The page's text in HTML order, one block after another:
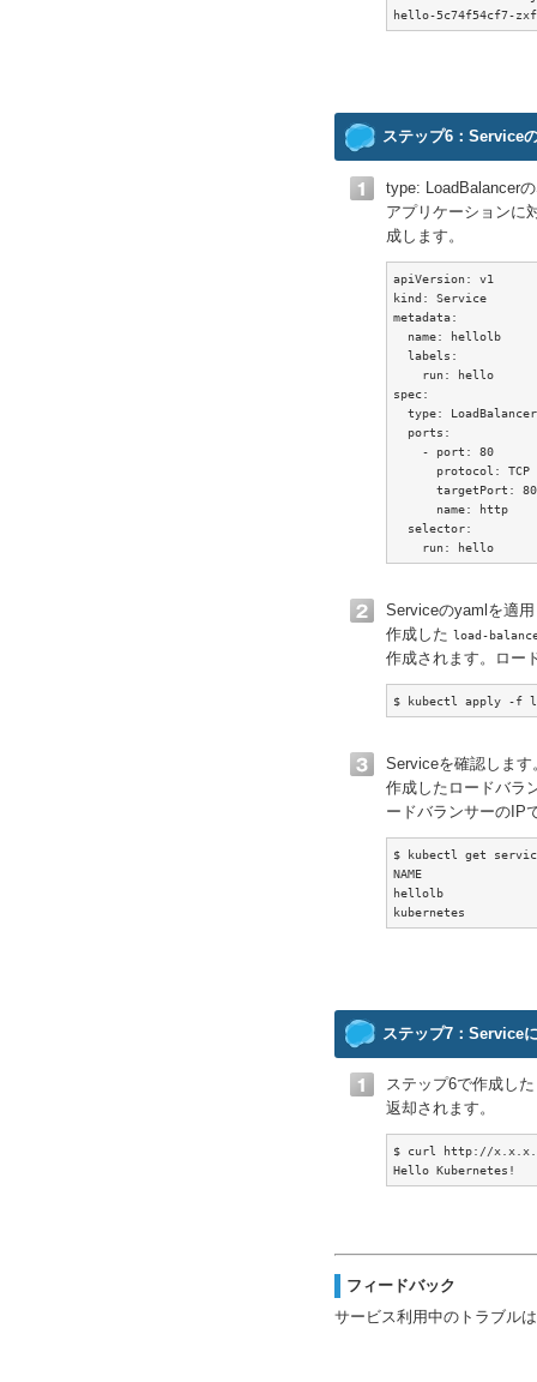
hello-5c74f54cf7-
ステップ6：Service
type: LoadBalancer
アプリケーションに
成します。
apiVersion: v1
kind: Service
metadata:
  name: hellolb
  labels:
    run: hello
spec:
  type: LoadBalancer
  ports:
    - port: 80
      protocol: TCP
targetPort:
      name: http
  selector:
    run: hello
Serviceのyamlを適
作成した load-
作成されます。ロー
$ kubectl apply -f
Serviceを確認します
作成したロードバラ
ードバランサーのIP
$ kubectl get
NAME
hellolb
kubernetes
ステップ7：Service
ステップ6で作成し
返却されます。
$ curl http://
Hello Kubernetes!
フィードバック
サービス利用中のトラブル